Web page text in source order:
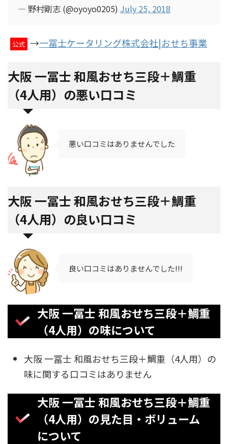
— 野村剛志 (@oyoyo0205) July 25, 2018
公式 →一冨士ケータリング株式会社|おせち事業
大阪 一冨士 和風おせち三段＋鯛重
（4人用）の悪い口コミ
悪い口コミはありませんでした
大阪 一冨士 和風おせち三段＋鯛重
（4人用）の良い口コミ
良い口コミはありませんでした!!!
大阪 一冨士 和風おせち三段＋鯛重
（4人用）の味について
大阪 一冨士 和風おせち三段＋鯛重（4人用）の
味に関する口コミはありません
大阪 一冨士 和風おせち三段＋鯛重
（4人用）の見た目・ボリューム
について